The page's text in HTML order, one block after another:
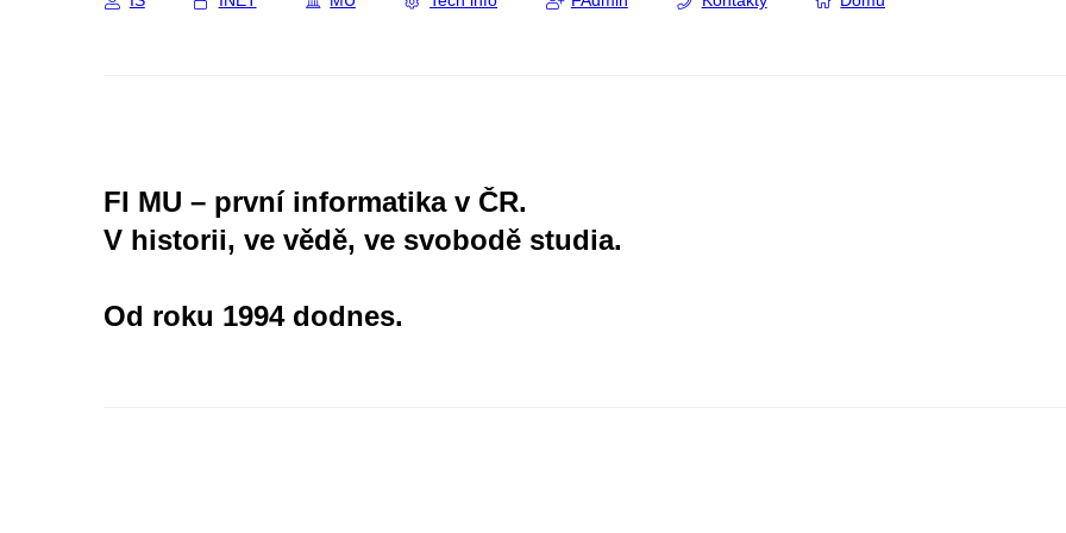
FI MU – první informatika v ČR.
V historii, ve vědě, ve svobodě studia.
Od roku 1994 dodnes.